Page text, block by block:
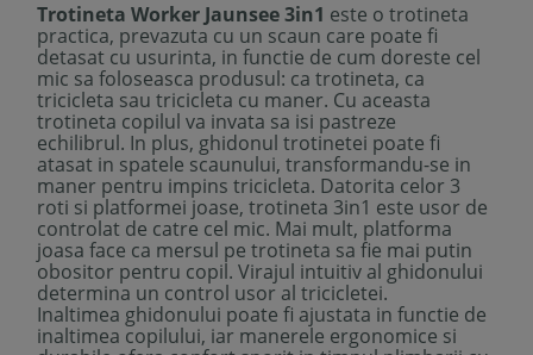
Trotineta Worker Jaunsee 3in1 este o trotineta
practica, prevazuta cu un scaun care poate fi
detasat cu usurinta, in functie de cum doreste cel
mic sa foloseasca produsul: ca trotineta, ca
tricicleta sau tricicleta cu maner. Cu aceasta
trotineta copilul va invata sa isi pastreze
echilibrul. In plus, ghidonul trotinetei poate fi
atasat in spatele scaunului, transformandu-se in
maner pentru impins tricicleta. Datorita celor 3
roti si platformei joase, trotineta 3in1 este usor de
controlat de catre cel mic. Mai mult, platforma
joasa face ca mersul pe trotineta sa fie mai putin
obositor pentru copil. Virajul intuitiv al ghidonului
determina un control usor al tricicletei.
Inaltimea ghidonului poate fi ajustata in functie de
inaltimea copilului, iar manerele ergonomice si